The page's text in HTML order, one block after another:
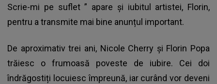
Scrie-mi pe suflet” apare și iubitul artistei, Florin,
pentru a transmite mai bine anunțul important.
De aproximativ trei ani, Nicole Cherry și Florin Popa
trăiesc o frumoasă poveste de iubire. Cei doi
îndrăgostiți locuiesc împreună, iar curând vor deveni